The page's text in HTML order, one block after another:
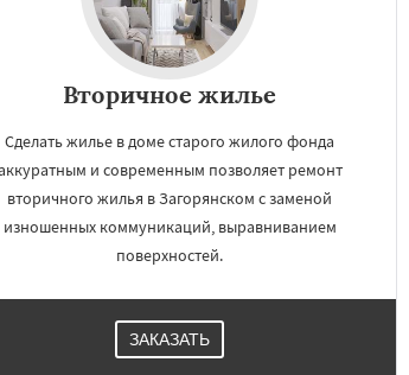
Вторичное жилье
Сделать жилье в доме старого жилого фонда
и современным позволяет ремонт
вторичного жилья в Загорянском с заменой
изношенных коммуникаций, выравниванием
поверхностей.
ЗАКАЗАТЬ